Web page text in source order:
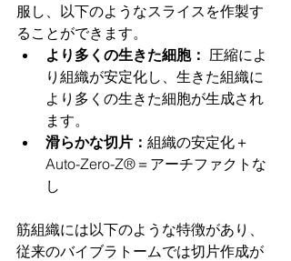
服し、以下のようなスライスを作製す
ることができます。
より多くの生きた細胞： 圧縮によ
り組織が安定化し、生きた組織に
より多くの生きた細胞が生成され
ます。
滑らかな切片： 組織の安定化＋
Auto-Zero-Z®＝アーチファクトな
し
筋組織には以下のような特徴があり、
従来のバイブラトームでは切片作成が